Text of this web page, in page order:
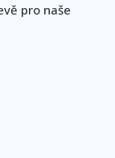
pro naše